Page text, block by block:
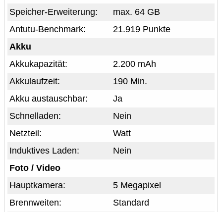
max. 64 GB
Speicher-Erweiterung:
21.919 Punkte
Antutu-Benchmark:
Akku
2.200 mAh
Akkukapazität:
190 Min.
Akkulaufzeit:
Ja
Akku austauschbar:
Nein
Schnelladen:
Watt
Netzteil:
Nein
Induktives Laden:
Foto / Video
5 Megapixel
Hauptkamera:
Standard
Brennweiten: